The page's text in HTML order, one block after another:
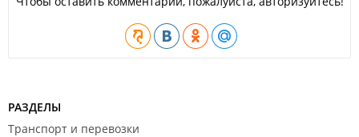
РАЗДЕЛЫ
Транспорт и перевозки